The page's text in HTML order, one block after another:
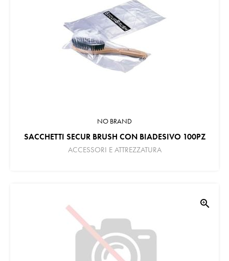
NO BRAND
SACCHETTI SECUR BRUSH CON BIADESIVO 100PZ
ACCESSORI E ATTREZZATURA
zoom_in